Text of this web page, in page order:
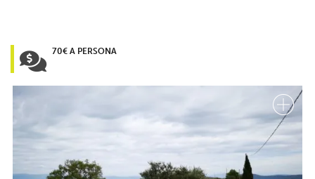
70€ A PERSONA